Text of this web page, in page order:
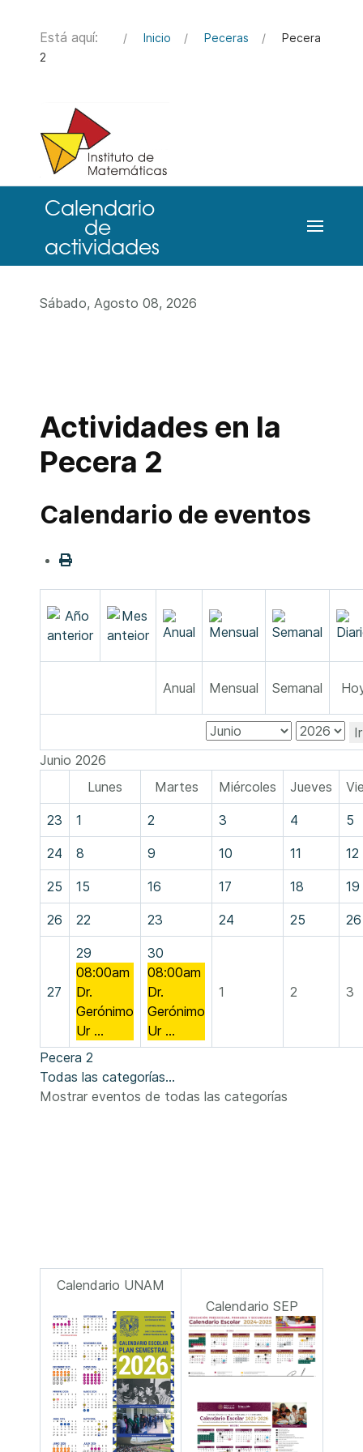
Está aquí: Inicio Peceras
Pecera
2
Sábado, Agosto 08, 2026
Actividades en la
Pecera 2
Calendario de eventos
Anual Mensual Semanal
Junio 2026
Lunes
Martes Miércoles Jueves
23 1 2 3 4 5
24 8 9 10 11 12
25 15 16 17 18 19
26 22 23 24 25 26
27
29
08:00am
Dr.
Gerónimo
Ur ...
30
08:00am
Dr.
Gerónimo
Ur ...
1 2 3
Pecera 2
Todas las categorías...
Mostrar eventos de todas las categorías
Calendario UNAM
Calendario SEP